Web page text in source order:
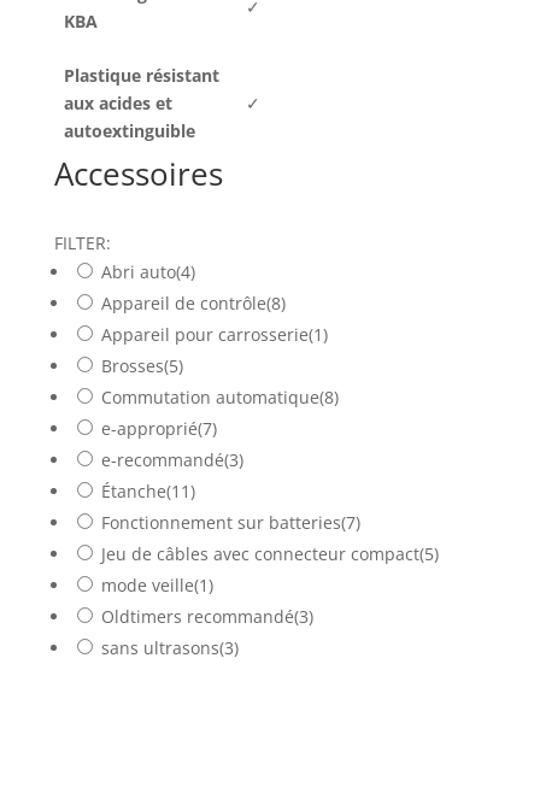
KBA
✓
Plastique résistant
aux acides et
autoextinguible
✓
Accessoires
FILTER:
Abri auto(4)
Appareil de contrôle(8)
Appareil pour carrosserie(1)
Brosses(5)
Commutation automatique(8)
e-approprié(7)
e-recommandé(3)
Étanche(11)
Fonctionnement sur batteries(7)
Jeu de câbles avec connecteur compact(5)
mode veille(1)
Oldtimers recommandé(3)
sans ultrasons(3)